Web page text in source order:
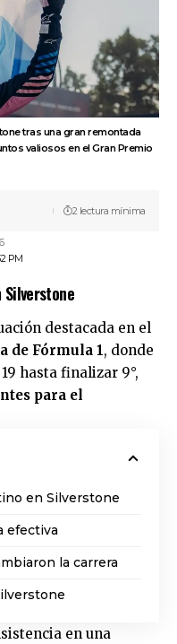
tras una gran remontada
valiosos en el Gran Premio
PM
2 lectura mínima
destacada en el
de Fórmula 1, donde
hasta finalizar 9°,
para el
en Silverstone
efectiva
la carrera
en una